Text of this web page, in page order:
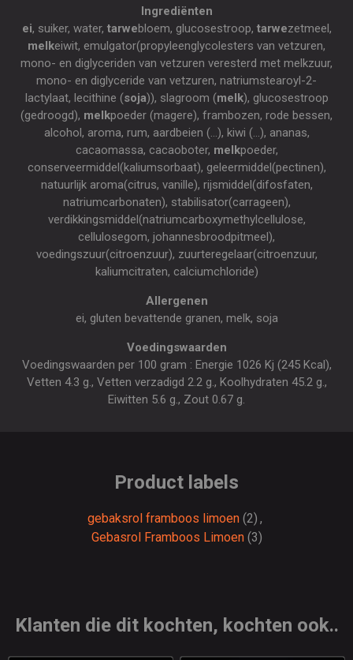
Ingrediënten
ei, suiker, water, tarwebloem, glucosestroop, tarwezetmeel,
melkeiwit, emulgator(propyleenglycolesters van vetzuren,
mono- en diglyceriden van vetzuren veresterd met melkzuur,
mono- en diglyceride van vetzuren, natriumstearoyl-2-
lactylaat, lecithine (soja)), slagroom (melk), glucosestroop
(gedroogd), melkpoeder (magere), frambozen, rode bessen,
alcohol, aroma, rum, aardbeien (...), kiwi (...), ananas,
cacaomassa, cacaoboter, melkpoeder,
conserveermiddel(kaliumsorbaat), geleermiddel(pectinen),
natuurlijk aroma(citrus, vanille), rijsmiddel(difosfaten,
natriumcarbonaten), stabilisator(carrageen),
verdikkingsmiddel(natriumcarboxymethylcellulose,
cellulosegom, johannesbroodpitmeel),
voedingszuur(citroenzuur), zuurteregelaar(citroenzuur,
kaliumcitraten, calciumchloride)
Allergenen
ei, gluten bevattende granen, melk, soja
Voedingswaarden
Voedingswaarden per 100 gram : Energie 1026 Kj (245 Kcal),
Vetten 4.3 g., Vetten verzadigd 2.2 g., Koolhydraten 45.2 g.,
Eiwitten 5.6 g., Zout 0.67 g.
Product labels
gebaksrol framboos limoen (2) ,
Gebasrol Framboos Limoen (3)
Klanten die dit kochten, kochten ook..